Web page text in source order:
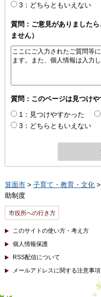
3：どちらともいえない
質問：ご意見がありました
ません）
質問：このページは見つけ
1：見つけやすかった
3：どちらともいえない
箕面市 > 子育て・教育・文化 >
助制度
市役所への行き方
このサイトの使い方・考え方
個人情報保護
RSS配信について
メールアドレスに関する注意事項